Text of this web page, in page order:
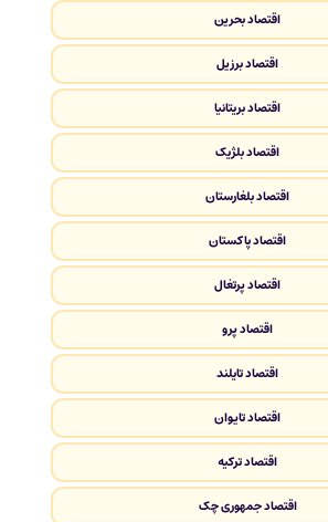
اقتصاد بحرین
اقتصاد برزیل
اقتصاد بریتانیا
اقتصاد بلژیک
اقتصاد بلغارستان
اقتصاد پاکستان
اقتصاد پرتغال
اقتصاد پرو
اقتصاد تایلند
اقتصاد تایوان
اقتصاد ترکیه
اقتصاد جمهوری چک